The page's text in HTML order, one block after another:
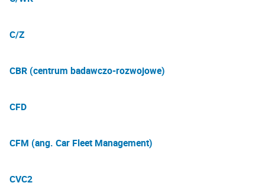
C/Z
CBR (centrum badawczo-rozwojowe)
CFD
CFM (ang. Car Fleet Management)
CVC2